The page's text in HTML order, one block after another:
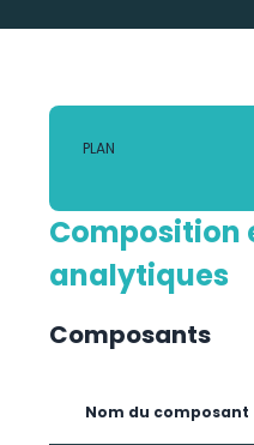
Composition
analytiques
Composants
Nom du composant
PLAN